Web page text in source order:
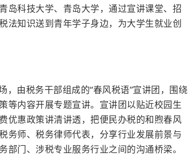
岛科技大学、青岛大学，通过宣讲课堂、招
法知识送到青年学子身边，为大学生就业创
，由税务干部组成的“春风税语”宣讲团，围绕
等内容开展专题宣讲。宣讲团以贴近校园生
优惠政策讲清讲透，把便民办税的和煦春风
务师、税务律师代表，分享行业发展前景与
门、涉税专业服务行业之间的沟通桥梁。